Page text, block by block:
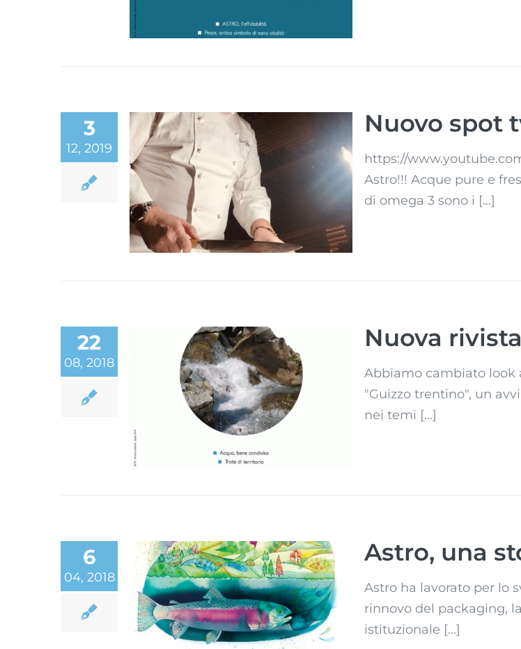
3
12, 2019
Nuovo spot tv Astro!
Nuovo spot
https://
Astro!!! Acque pure e
di omega 3 sono i [...]
22
08, 2018
Nuova rivista Astro
“GUIZZO Trentino”
Nuova
Abbiamo cambiato look
"Guizzo trentino", un
nei temi [...]
6
04, 2018
Astro, una storia vera.
Astro, una
Astro ha lavorato per lo
rinnovo del packaging,
istituzionale [...]